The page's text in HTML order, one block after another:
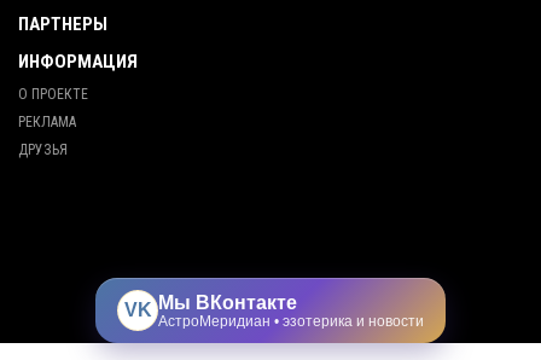
ПАРТНЕРЫ
ИНФОРМАЦИЯ
О ПРОЕКТЕ
РЕКЛАМА
ДРУЗЬЯ
VK Мы ВКонтакте
АстроМеридиан • эзотерика и новости